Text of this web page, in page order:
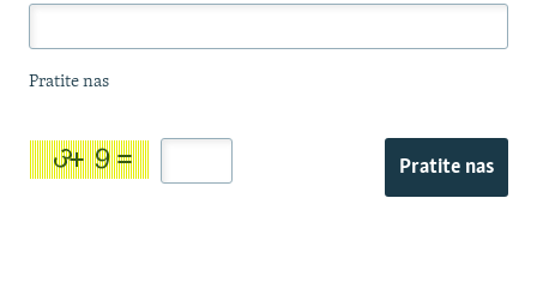
Pratite nas
Pratite nas